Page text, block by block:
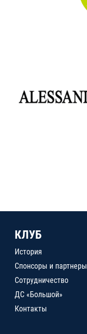
КЛУБ
История
Спонсоры и партнеры
Сотрудничество
ДС «Большой»
Контакты